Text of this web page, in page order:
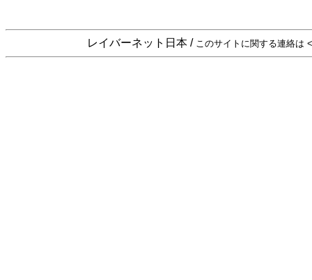
レイバーネット日本 / このサイトに関する連絡は